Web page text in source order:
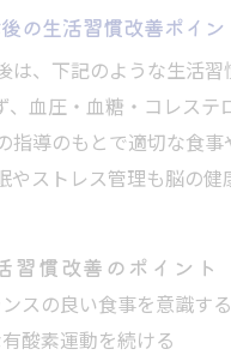
の生活習慣改善ポイン
は、下記のような生活習
、血圧・血糖・コレステ
指導のもとで適切な食
やストレス管理も脳の
習慣改善のポイント
スの良い食事を意識する
酸素運動を続ける